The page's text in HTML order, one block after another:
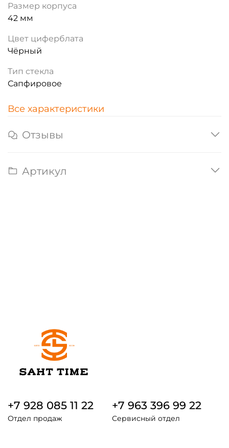
Размер корпуса
42 мм
Цвет циферблата
Чёрный
Тип стекла
Сапфировое
Все характеристики
Отзывы
Артикул
+7 928 085 11 22
Отдел продаж
+7 963 396 99 22
Сервисный отдел